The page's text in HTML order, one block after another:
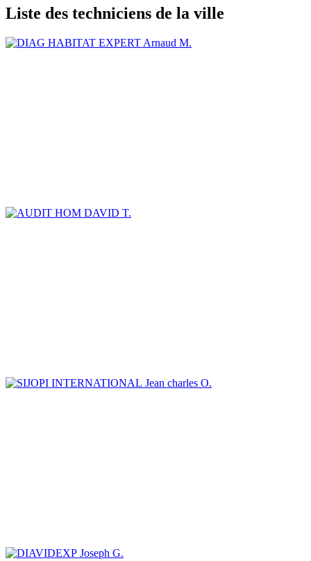
Liste des techniciens de la ville
Arnaud M.
DAVID T.
Jean charles O.
Joseph G.